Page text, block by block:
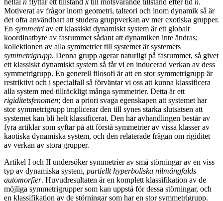
Motiverat av frågor inom geometri, talteori och inom dynamik så är
det ofta användbart att studera gruppverkan av mer exotiska grupper.
En symmetri av ett klassiskt dynamiskt system är ett globalt
koordinatbyte av fasrummet sådant att dynamiken inte ändras;
kollektionen av alla symmetrier till systemet är systemets
symmetrigrupp. Denna grupp agerar naturligt på fasrummet, så givet
ett klassiskt dynamiskt system så får vi en inducerad verkan av dess
symmetrigrupp. En generell filosofi är att en stor symmetrigrupp är
restriktivt och i specialfall så förväntar vi oss att kunna klassificera
alla system med tillräckligt många symmetrier. Detta är ett
rigiditetsfenomen; den a priori svaga egenskapen att systemet har
stor symmetrigrupp implicerar den till synes starka slutsatsen att
systemet kan bli helt klassificerat. Den här avhandlingen består av
fyra artiklar som syftar på att förstå symmetrier av vissa klasser av
kaotiska dynamiska system, och den relaterade frågan om rigiditet
av verkan av stora grupper.
Artikel I och II undersöker symmetrier av små störningar av en viss
typ av dynamiska system, partiellt hyperboliska nilmångfalds
automorfier. Huvudresultaten är en komplett klassifikation av de
möjliga symmetrigrupper som kan uppstå för dessa störningar, och
en klassifikation av de störningar som har en stor symmetrigrupp.